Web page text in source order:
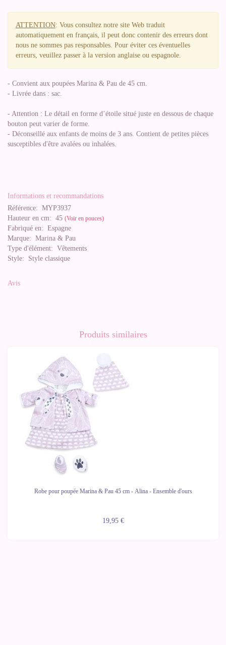
ATTENTION: Vous consultez notre site Web traduit
automatiquement en français, il peut donc contenir des erreurs dont
nous ne sommes pas responsables. Pour éviter ces éventuelles
erreurs, veuillez passer à la version anglaise ou espagnole.
- Convient aux poupées Marina & Pau de 45 cm.
- Livrée dans : sac.
- Attention : Le détail en forme d’étoile situé juste en dessous de chaque
bouton peut varier de forme.
- Déconseillé aux enfants de moins de 3 ans. Contient de petites pièces
susceptibles d'être avalées ou inhalées.
Informations et recommandations
Référence: MYP3937
Hauteur en cm: 45 (Voir en pouces)
Fabriqué en: Espagne
Marque: Marina & Pau
Type d'élément: Vêtements
Style: Style classique
Avis
Produits similaires
Robe pour poupée Marina & Pau 45 cm - Alina - Ensemble d'ours
19,95 €